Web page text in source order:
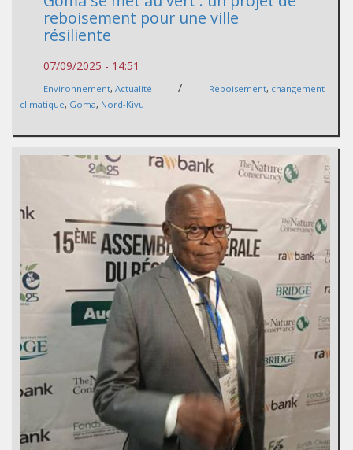
reboisement pour une ville
résiliente
07/09/2025 - 14:51
Environnement, Actualité / Reboisement, changement
climatique, Goma, Nord-Kivu